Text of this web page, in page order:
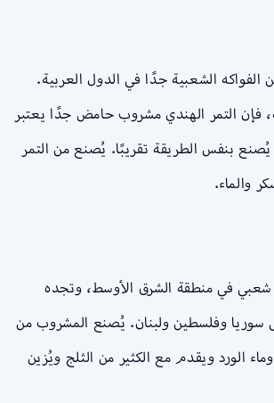
الفواكه الشعبية جدًا في الدول العربية.
فإن التمر الهندي مشروب حامض جدًا يعتبر
بنفس الطريقة تقريبًا. يُصنع من التمر
والماء.
في منطقة الشرق الأوسط، وتجده
سوريا وفلسطين ولبنان. يُصنع المشروب من
الورد ويقدم مع الكثير من الثلج ويُزين